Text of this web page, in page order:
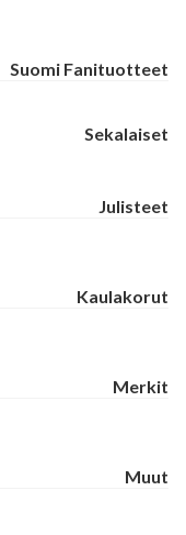
Suomi Fanituotteet
Sekalaiset
Julisteet
Kaulakorut
Merkit
Muut